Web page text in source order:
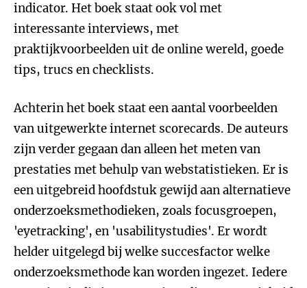
indicator. Het boek staat ook vol met
interessante interviews, met
praktijkvoorbeelden uit de online wereld, goede
tips, trucs en checklists.
Achterin het boek staat een aantal voorbeelden
van uitgewerkte internet scorecards. De auteurs
zijn verder gegaan dan alleen het meten van
prestaties met behulp van webstatistieken. Er is
een uitgebreid hoofdstuk gewijd aan alternatieve
onderzoeksmethodieken, zoals focusgroepen,
'eyetracking', en 'usabilitystudies'. Er wordt
helder uitgelegd bij welke succesfactor welke
onderzoeksmethode kan worden ingezet. Iedere